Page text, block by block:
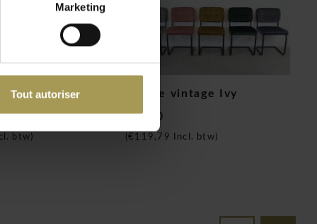
Marketing
Tout autoriser
rembourrée
btw)
Chaise vintage Ivy
€99,00
(€119,79 Incl. btw)